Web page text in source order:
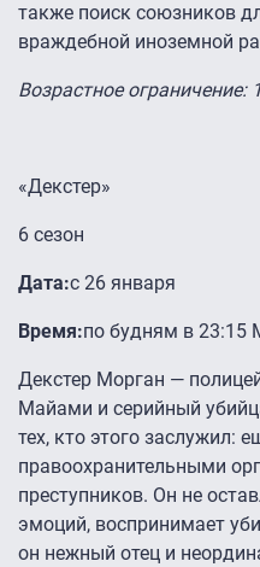
также поиск союзников
враждебной иноземной
Возрастное ограничение:
«Декстер»
6 сезон
Дата:с 26 января
Время:по будням в 23:15
Декстер Морган —
Майами и серийный
тех, кто этого заслужил:
правоохранительными
преступников. Он не
эмоций, воспринимает
он нежный отец и